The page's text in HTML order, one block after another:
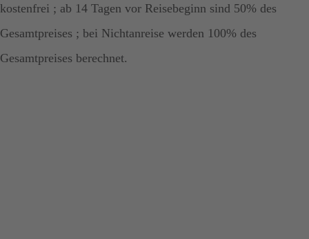
kostenfrei ; ab 14 Tagen vor Reisebeginn sind 50% des
Gesamtpreises ; bei Nichtanreise werden 100% des
Gesamtpreises berechnet.